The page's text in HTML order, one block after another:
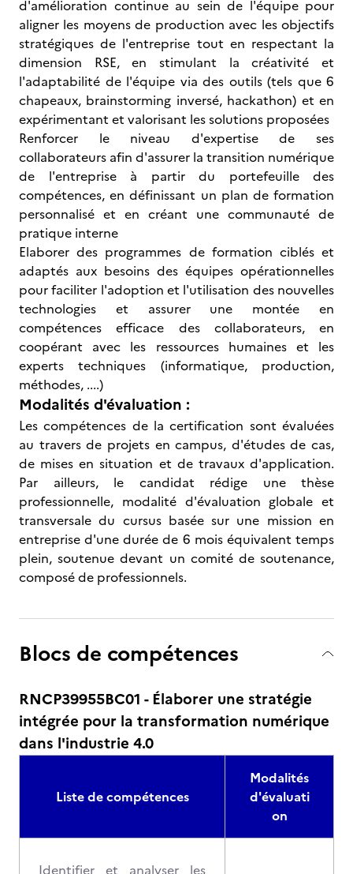
d'amélioration continue au sein de l'équipe pour
aligner les moyens de production avec les objectifs
stratégiques de l'entreprise tout en respectant la
dimension RSE, en stimulant la créativité et
l'adaptabilité de l'équipe via des outils (tels que 6
chapeaux, brainstorming inversé, hackathon) et en
expérimentant et valorisant les solutions proposées
Renforcer le niveau d'expertise de ses
collaborateurs afin d'assurer la transition numérique
de l'entreprise à partir du portefeuille des
compétences, en définissant un plan de formation
personnalisé et en créant une communauté de
pratique interne
Elaborer des programmes de formation ciblés et
adaptés aux besoins des équipes opérationnelles
pour faciliter l'adoption et l'utilisation des nouvelles
technologies et assurer une montée en
compétences efficace des collaborateurs, en
coopérant avec les ressources humaines et les
experts techniques (informatique, production,
méthodes, ....)
Modalités d'évaluation :
Les compétences de la certification sont évaluées
au travers de projets en campus, d'études de cas,
de mises en situation et de travaux d'application.
Par ailleurs, le candidat rédige une thèse
professionnelle, modalité d'évaluation globale et
transversale du cursus basée sur une mission en
entreprise d'une durée de 6 mois équivalent temps
plein, soutenue devant un comité de soutenance,
composé de professionnels.
Blocs de compétences
RNCP39955BC01 - Élaborer une stratégie
intégrée pour la transformation numérique
dans l'industrie 4.0
Liste de compétences
Modalités
d'évaluati
on
Identifier et analyser les